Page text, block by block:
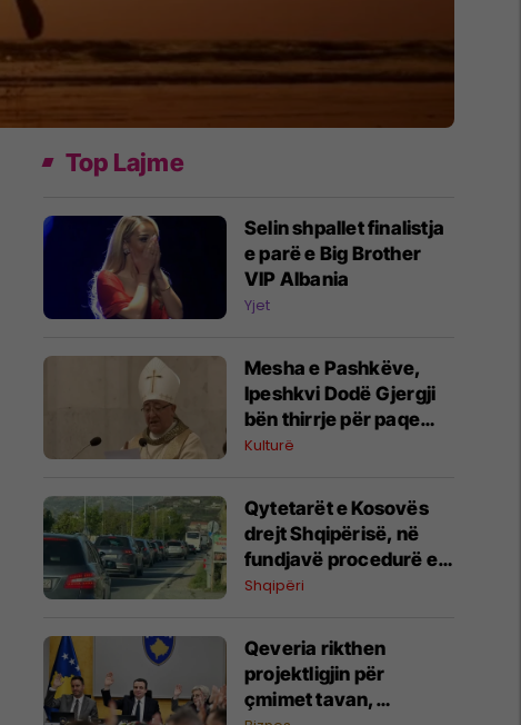
Top Lajme
Selin shpallet finalistja
e parë e Big Brother
VIP Albania
Yjet
​Mesha e Pashkëve,
Ipeshkvi Dodë Gjergji
bën thirrje për paqe
dhe përgjegjësi
Kulturë
Qytetarët e Kosovës
drejt Shqipërisë, në
fundjavë procedurë e
përshpejtuar
Shqipëri
Qeveria rikthen
projektligjin për
çmimet tavan,